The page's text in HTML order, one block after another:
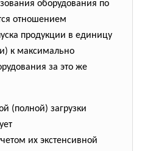
оборудования по
отношением
продукции в единицу
к максимально
за это же
(полной) загрузки
их экстенсивной